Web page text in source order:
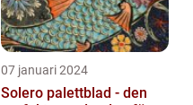
07 januari 2024
Solero palettblad - den